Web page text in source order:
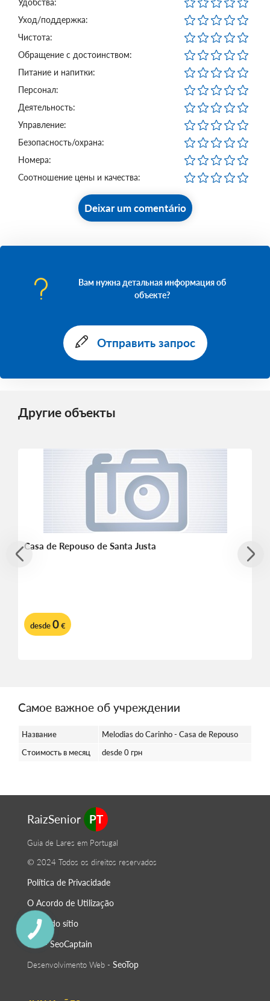
Удобства:
Уход/поддержка:
Чистота:
Обращение с достоинством:
Питание и напитки:
Персонал:
Деятельность:
Управление:
Безопасность/охрана:
Номера:
Соотношение цены и качества:
Deixar um comentário
Вам нужна детальная информация об
объекте?
Отправить запрос
Другие объекты
Casa de Repouso de Santa Justa
desde0€
Самое важное об учреждении
Название
Melodias do Carinho - Casa de Repouso
Стоимость в месяц
desde 0 грн
RaizSenior PT
Guia de Lares em Portugal
© 2024 Todos os direitos reservados
Política de Privacidade
O Acordo de Utilização
Mapa do sítio
SEO -SeoСaptain
Desenvolvimento Web - SeoTop